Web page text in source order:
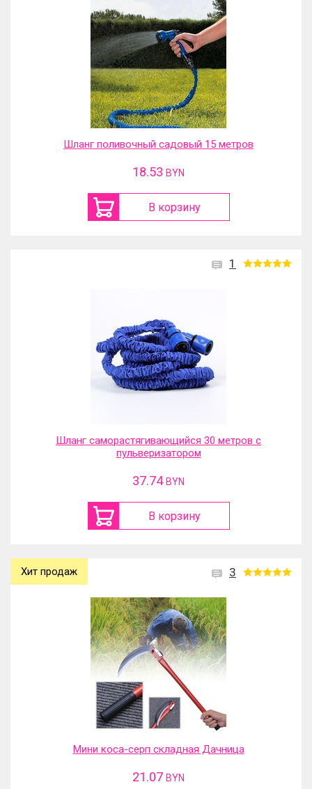
Шланг поливочный садовый 15 метров
18.53 BYN
В корзину
1
Шланг саморастягивающийся 30 метров с
пульверизатором
37.74 BYN
В корзину
3
Хит продаж
Мини коса-серп складная Дачница
21.07 BYN